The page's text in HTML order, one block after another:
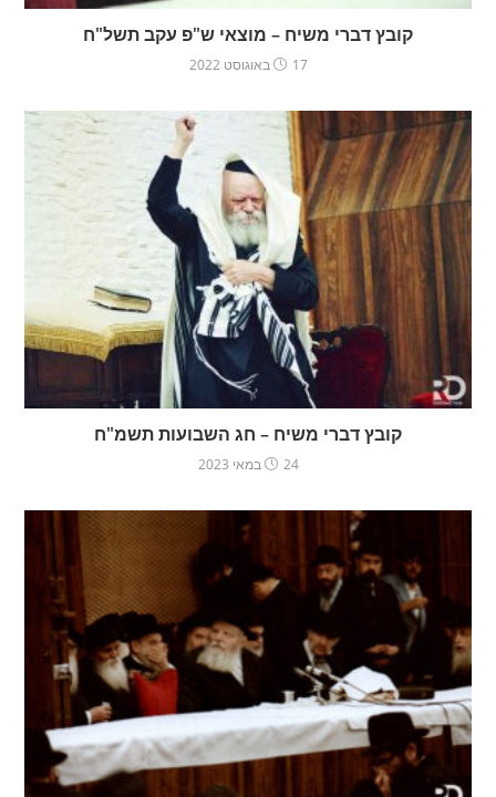
קובץ דברי משיח – מוצאי ש"פ עקב תשל"ח
17 באוגוסט 2022
קובץ דברי משיח – חג השבועות תשמ"ח
24 במאי 2023